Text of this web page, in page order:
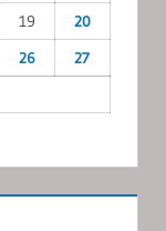
19
20
26
27